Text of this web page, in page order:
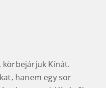
Kínát.
hanem egy sor